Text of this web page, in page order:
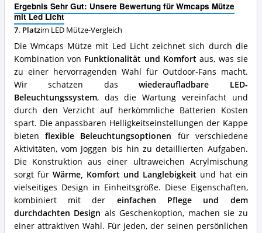
Ergebnis Sehr Gut: Unsere Bewertung für Wmcaps Mütze
mit Led Licht
7. Platzim LED Mütze-Vergleich
Die Wmcaps Mütze mit Led Licht zeichnet sich durch die
Kombination von Funktionalität und Komfortaus, was sie
zu einer hervorragenden Wahl für Outdoor-Fans macht.
Wir schätzen daswiederaufladbare LED-
Beleuchtungssystem, das die Wartung vereinfacht und
durch den Verzicht auf herkömmliche Batterien Kosten
spart. Die anpassbaren Helligkeitseinstellungen der Kappe
bietenflexible Beleuchtungsoptionen für verschiedene
Aktivitäten, vom Joggen bis hin zu detaillierten Aufgaben.
Die Konstruktion aus einer ultraweichen Acrylmischung
sorgt für Wärme, Komfort und Langlebigkeitund hat ein
vielseitiges Design in Einheitsgröße. Diese Eigenschaften,
kombiniert mit der einfachen Pflege und dem
durchdachten Design als Geschenkoption, machen sie zu
einer attraktiven Wahl. Für jeden, der seinen persönlichen
Licht
Vorteile:
Was
spricht
für
diese
LED
Mütze?